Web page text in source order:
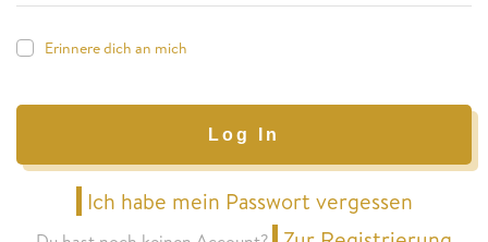
Erinnere dich an mich
Log In
Ich habe mein Passwort vergessen